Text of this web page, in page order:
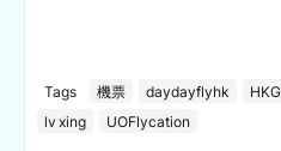
Tags 機票 daydayflyhk
lv xing
UOFlycation